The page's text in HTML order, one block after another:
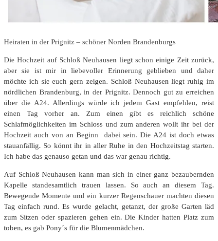
Heiraten in der Prignitz – schöner Norden Brandenburgs
Die Hochzeit auf Schloß Neuhausen liegt schon einige Zeit zurück,
aber sie ist mir in liebevoller Erinnerung geblieben und daher
möchte ich sie euch gern zeigen. Schloß Neuhausen liegt ruhig im
nördlichen Brandenburg, in der Prignitz. Dennoch gut zu erreichen
über die A24. Allerdings würde ich jedem Gast empfehlen, reist
einen Tag vorher an. Zum einen gibt es reichlich schöne
Schlafmöglichkeiten im Schloss und zum anderen wollt ihr bei der
Hochzeit auch von an Beginn dabei sein. Die A24 ist doch etwas
stauanfällig. So könnt ihr in aller Ruhe in den Hochzeitstag starten.
Ich habe das genauso getan und das war genau richtig.
Auf Schloß Neuhausen kann man sich in einer ganz bezaubernden
Kapelle standesamtlich trauen lassen. So auch an diesem Tag.
Bewegende Momente und ein kurzer Regenschauer machten diesen
Tag einfach rund. Es wurde gelacht, getanzt, der große Garten läd
zum Sitzen oder spazieren gehen ein. Die Kinder hatten Platz zum
toben, es gab Pony´s für die Blumenmädchen.